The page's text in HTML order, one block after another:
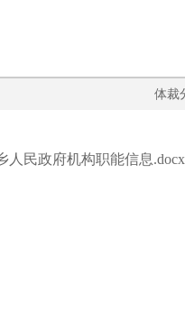
体裁
人民政府机构职能信息.docx